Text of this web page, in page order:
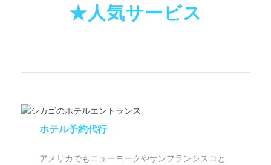
★人気サービス
ホテル予約代行
アメリカでもニューヨークやサンフランシスコと